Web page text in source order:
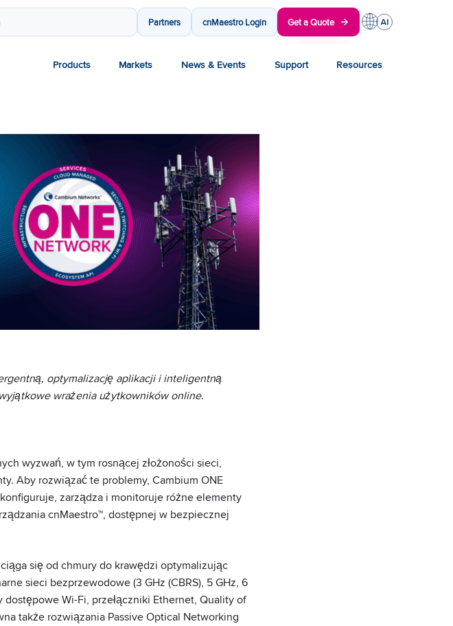
Partners cnMaestro Login Get a Quote
Products Markets News & Events Support Resources
optymalizację aplikacji i inteligentną
wrażenia użytkowników online.
wyzwań, w tym rosnącej złożoności sieci,
Aby rozwiązać te problemy, Cambium ONE
zarządza i monitoruje różne elementy
cnMaestro™, dostępnej w bezpiecznej
się od chmury do krawędzi optymalizując
sieci bezprzewodowe (3 GHz (CBRS), 5 GHz, 6
Wi-Fi, przełączniki Ethernet, Quality of
także rozwiązania Passive Optical Networking